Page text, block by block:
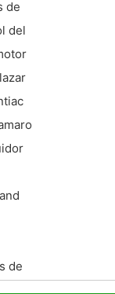
compra de un
de
del
de